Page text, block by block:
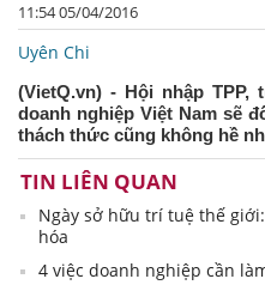
11:54 05/04/2016
Uyên Chi
(VietQ.vn) - Hội nhập
doanh nghiệp Việt Nam sẽ
thách thức cũng không hề
TIN LIÊN QUAN
Ngày sở hữu trí tuệ thế
hóa
4 việc doanh nghiệp cần